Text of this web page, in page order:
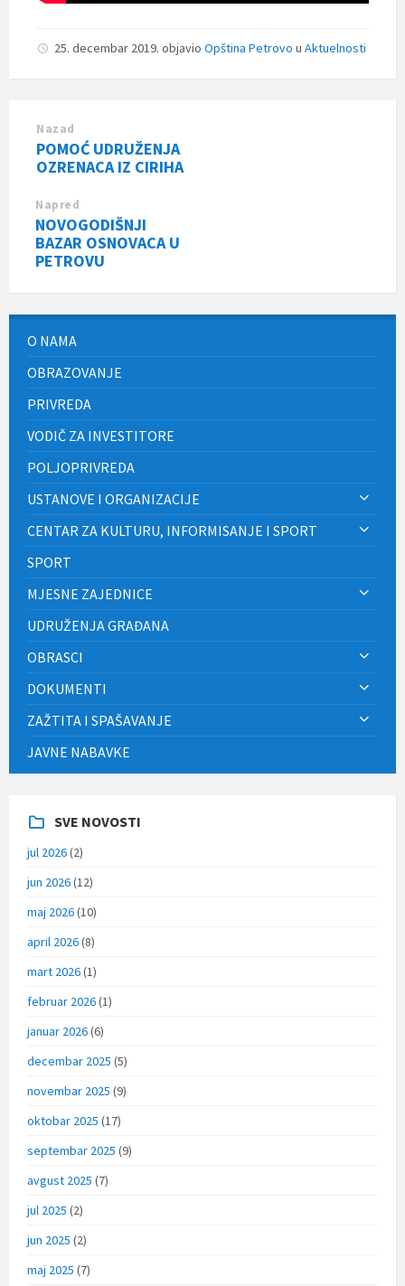
25. decembar 2019. objavio Opština Petrovo u Aktuelnosti
Nazad
POMOĆ UDRUŽENJA
OZRENACA IZ CIRIHA
Napred
NOVOGODIŠNJI
BAZAR OSNOVACA U
PETROVU
O NAMA
OBRAZOVANJE
PRIVREDA
VODIČ ZA INVESTITORE
POLJOPRIVREDA
USTANOVE I ORGANIZACIJE
CENTAR ZA KULTURU, INFORMISANJE I SPORT
SPORT
MJESNE ZAJEDNICE
UDRUŽENJA GRAĐANA
OBRASCI
DOKUMENTI
ZAŽTITA I SPAŠAVANJE
JAVNE NABAVKE
SVE NOVOSTI
jul 2026(2)
jun 2026(12)
maj 2026(10)
april 2026(8)
mart 2026(1)
februar 2026(1)
januar 2026(6)
decembar 2025 (5)
novembar 2025 (9)
oktobar 2025 (17)
septembar 2025 (9)
avgust 2025 (7)
jul 2025 (2)
jun 2025 (2)
maj 2025 (7)